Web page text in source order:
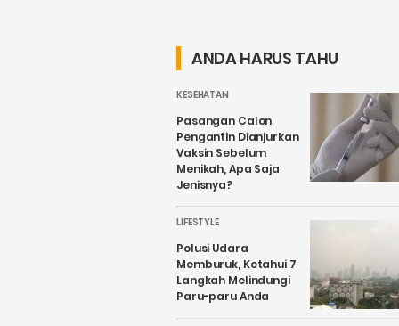
Sekadar
Wacana
ANDA HARUS TAHU
KESEHATAN
Pasangan Calon
Pengantin Dianjurkan
Vaksin Sebelum
Menikah, Apa Saja
Jenisnya?
LIFESTYLE
Polusi Udara
Memburuk, Ketahui 7
Langkah Melindungi
Paru-paru Anda